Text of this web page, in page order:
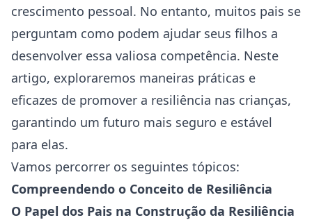
crescimento pessoal. No entanto, muitos pais se
perguntam como podem ajudar seus filhos a
desenvolver essa valiosa competência. Neste
artigo, exploraremos maneiras práticas e
eficazes de promover a resiliência nas crianças,
garantindo um futuro mais seguro e estável
para elas.
Vamos percorrer os seguintes tópicos:
Compreendendo o Conceito de Resiliência
O Papel dos Pais na Construção da Resiliência